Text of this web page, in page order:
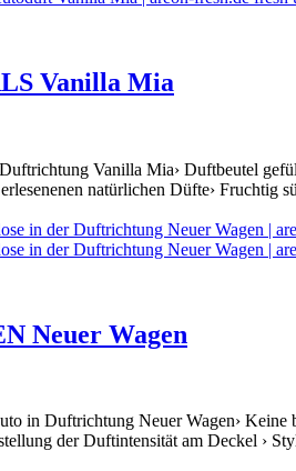
Vanilla Mia
Vanilla Mia› Duftbeutel
natürlichen Düfte›
Neuer Wagen
in Duftrichtung Neuer Wagen›
der Duftintensität am Deckel ›